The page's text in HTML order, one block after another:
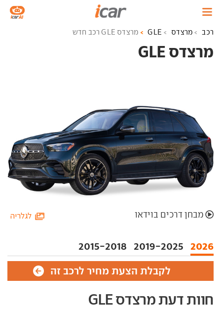
רכב מרצדס GLE מרצדס GLE רכב חדש
מרצדס GLE ‏
2026
2019-2025
2015-2018
לגלריה מבחן דרכים בוידאו
לקבלת הצעת מחיר לרכב זה
חוות דעת מרצדס GLE